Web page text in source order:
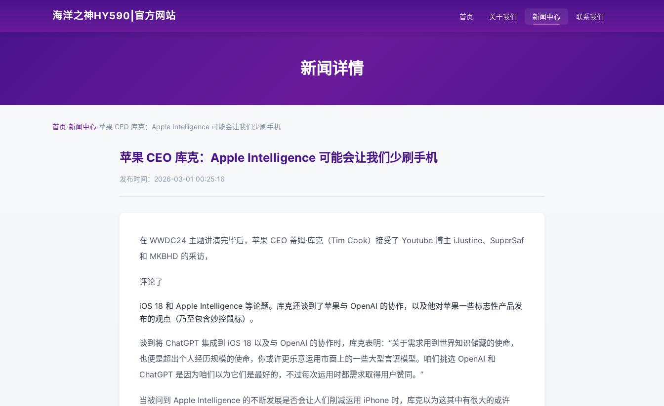
海洋之神HY590|官方网站 首页 关于我们 新闻中心 联系我们
新闻详情
首页›新闻中心›苹果 CEO 库克：Apple Intelligence 可能会让我们少刷手机
苹果 CEO 库克：Apple Intelligence 可能会让我们少刷手机
发布时间：2026-03-01 00:25:16
在 WWDC24 主题讲演完毕后，苹果 CEO 蒂姆·库克（Tim Cook）接受了 Youtube 博主 iJustine、SuperSaf
和 MKBHD 的采访，
评论了
iOS 18 和 Apple Intelligence 等论题。库克还谈到了苹果与 OpenAI 的协作，以及他对苹果一些标志性产品发
布的观点（乃至包含妙控鼠标）。
谈到将 ChatGPT 集成到 iOS 18 以及与 OpenAI 的协作时，库克表明：“关于需求用到世界知识储藏的使命，
也便是超出个人经历规模的使命，你或许更乐意运用市面上的一些大型言语模型。咱们挑选 OpenAI 和
ChatGPT 是因为咱们以为它们是最好的，不过每次运用时都需求取得用户赞同。”
当被问到 Apple Intelligence 的不断发展是否会让人们削减运用 iPhone 时，库克以为这其中有很大的或许